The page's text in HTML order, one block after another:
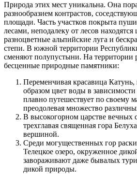
Природа этих мест уникальна. Она
разнообразием контрастов,
площади. Часть участков покрыта
лесами, неподалеку от лесов находятся
разноцветные альпийские луга и
степи. В южной территории
сменяют полупустыни. На территории
бесценные природные памятники:
Переменчивая красавица
образом цвет воды в зависимости
плавно путешествует по своему
преодолевая множество
В высокогорном царстве вечных
трехглавая священная гора
вершиной.
Среди могущественных гор
Телецкое озеро, окруженное
завораживают даже бывалых
дикой природы.